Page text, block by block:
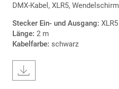
DMX-Kabel, XLR5, Wendelschirm
Stecker Ein- und Ausgang: XLR5
Länge: 2 m
Kabelfarbe: schwarz